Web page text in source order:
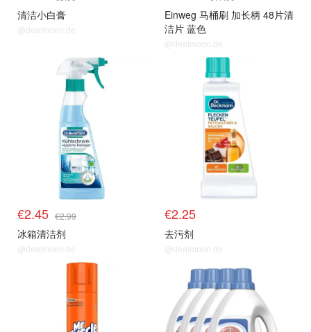
清洁小白膏
@dealmoon.de
Einweg 马桶刷 加长柄 48片清
洁片 蓝色
@dealmoon.de
€2.45 €2.99
冰箱清洁剂
@dealmoon.de
€2.25
去污剂
@dealmoon.de